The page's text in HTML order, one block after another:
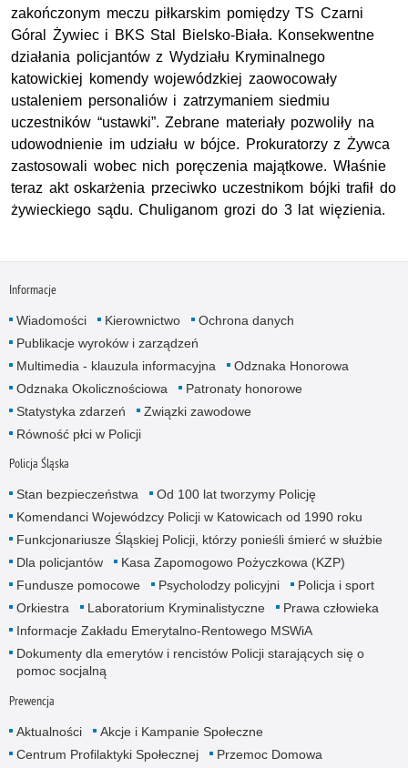
zakończonym meczu piłkarskim pomiędzy TS Czarni
Góral Żywiec i BKS Stal Bielsko-Biała. Konsekwentne
działania policjantów z Wydziału Kryminalnego
katowickiej komendy wojewódzkiej zaowocowały
ustaleniem personaliów i zatrzymaniem siedmiu
uczestników “ustawki”. Zebrane materiały pozwoliły na
udowodnienie im udziału w bójce. Prokuratorzy z Żywca
zastosowali wobec nich poręczenia majątkowe. Właśnie
teraz akt oskarżenia przeciwko uczestnikom bójki trafił do
żywieckiego sądu. Chuliganom grozi do 3 lat więzienia.
Informacje
Wiadomości Kierownictwo
Ochrona danych
Publikacje wyroków i zarządzeń
Multimedia - klauzula informacyjna
Odznaka Honorowa
Odznaka Okolicznościowa
Patronaty honorowe
Statystyka zdarzeń
Związki zawodowe
Równość płci w Policji
Policja Śląska
Stan bezpieczeństwa
Od 100 lat tworzymy Policję
Komendanci Wojewódzcy Policji w Katowicach od 1990 roku
Funkcjonariusze Śląskiej Policji, którzy ponieśli śmierć w służbie
Dla policjantów
Kasa Zapomogowo Pożyczkowa (KZP)
Fundusze pomocowe
Psycholodzy policyjni
Policja i sport
Orkiestra
Laboratorium Kryminalistyczne
Prawa człowieka
Informacje Zakładu Emerytalno-Rentowego MSWiA
Dokumenty dla emerytów i rencistów Policji starających się o
pomoc socjalną
Prewencja
Aktualności
Akcje i Kampanie Społeczne
Centrum Profilaktyki Społecznej
Przemoc Domowa